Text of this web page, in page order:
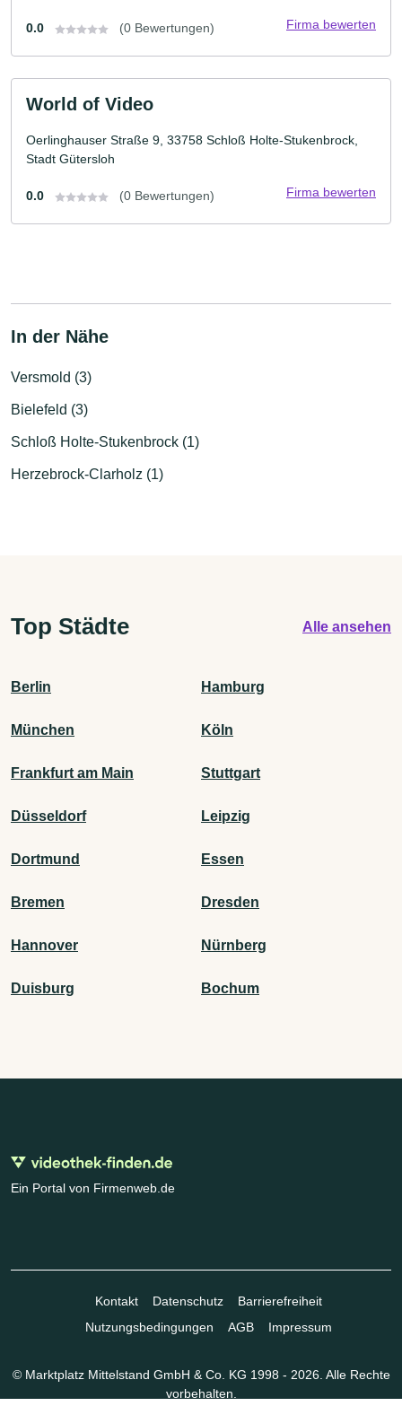
0.0 (0 Bewertungen) Firma bewerten
World of Video
Oerlinghauser Straße 9, 33758 Schloß Holte-Stukenbrock,
Stadt Gütersloh
0.0 (0 Bewertungen) Firma bewerten
In der Nähe
Versmold (3)
Bielefeld (3)
Schloß Holte-Stukenbrock (1)
Herzebrock-Clarholz (1)
Top Städte Alle ansehen
Berlin Hamburg
München Köln
Frankfurt am Main Stuttgart
Düsseldorf Leipzig
Dortmund Essen
Bremen Dresden
Hannover Nürnberg
Duisburg Bochum
Ein Portal von Firmenweb.de
Kontakt Datenschutz
Barrierefreiheit
Nutzungsbedingungen
AGB Impressum
© Marktplatz Mittelstand GmbH & Co. KG 1998 - 2026. Alle Rechte
vorbehalten.